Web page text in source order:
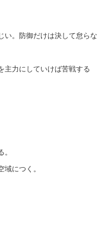
い。防御だけは決して怠らな
主力にしていけば苦戦する
につく。